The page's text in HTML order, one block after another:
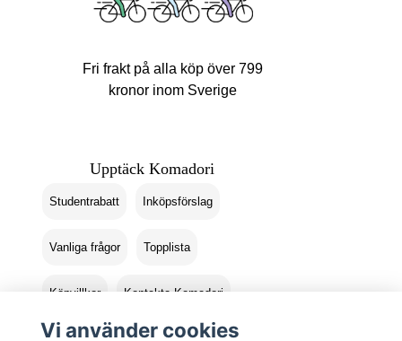
Fri frakt på alla köp över 799
kronor inom Sverige
Upptäck Komadori
Studentrabatt Inköpsförslag
Vanliga frågor Topplista
Köpvillkor Kontakta Komadori
Vi använder cookies